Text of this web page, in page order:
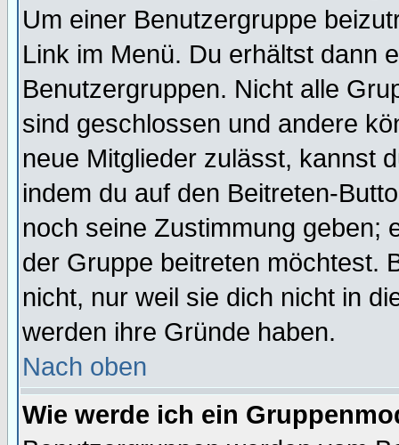
Um einer Benutzergruppe
Link im Menü. Du erhältst dann
Benutzergruppen. Nicht alle
sind geschlossen und andere
neue Mitglieder zulässt, kannst
indem du auf den Beitreten-
noch seine Zustimmung geben;
der Gruppe beitreten möchtest.
nicht, nur weil sie dich nicht in
werden ihre Gründe haben.
Nach oben
Wie werde ich ein